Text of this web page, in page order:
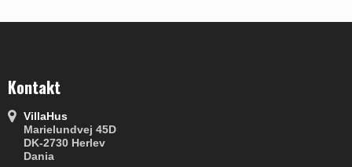
Kontakt
VillaHus
Marielundvej 45D
DK-2730 Herlev
Dania